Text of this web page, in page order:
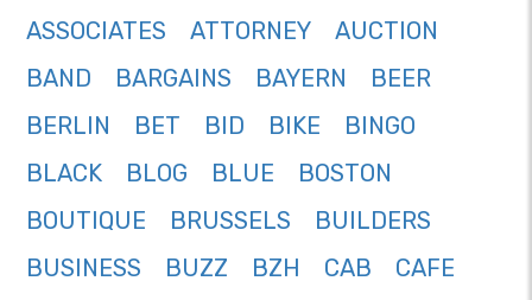
ASSOCIATES
ATTORNEY
AUCTION
BAND
BARGAINS BAYERN
BEER
BERLIN
BET BID BIKE
BINGO
BLACK
BLOG BLUE
BOSTON
BOUTIQUE
BRUSSELS
BUILDERS
BUSINESS
BUZZ BZH CAB
CAFE